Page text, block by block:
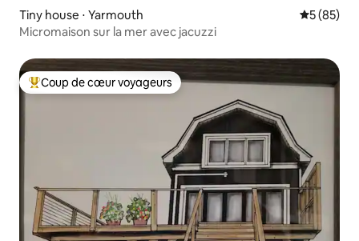
Tiny house ⋅ Yarmouth
5 (85)
Micromaison sur la mer avec jacuzzi
Coups de cœur voyageurs les plus appréciés
Coup de cœur voyageurs